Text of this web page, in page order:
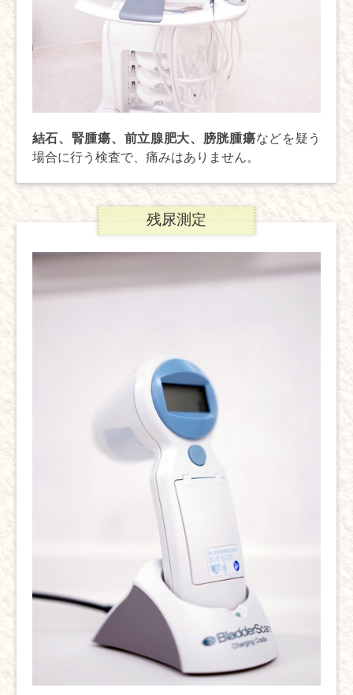
結石、腎腫瘍、前立腺肥大、膀胱腫瘍などを疑う
場合に行う検査で、痛みはありません。
残尿測定